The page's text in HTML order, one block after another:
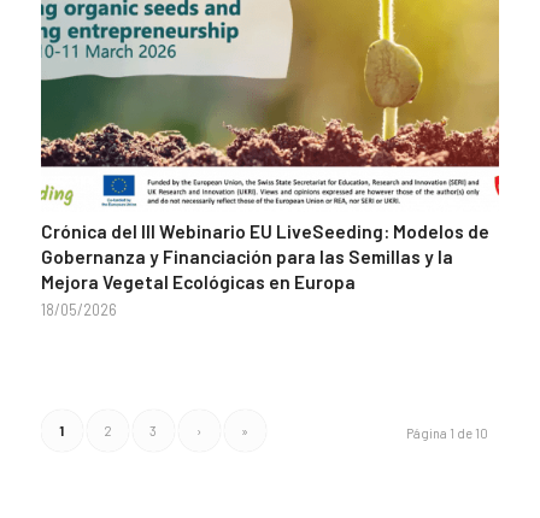
Crónica del III Webinario EU LiveSeeding: Modelos de
Gobernanza y Financiación para las Semillas y la
Mejora Vegetal Ecológicas en Europa
18/05/2026
Página 1 de 10
1 2 3 › »